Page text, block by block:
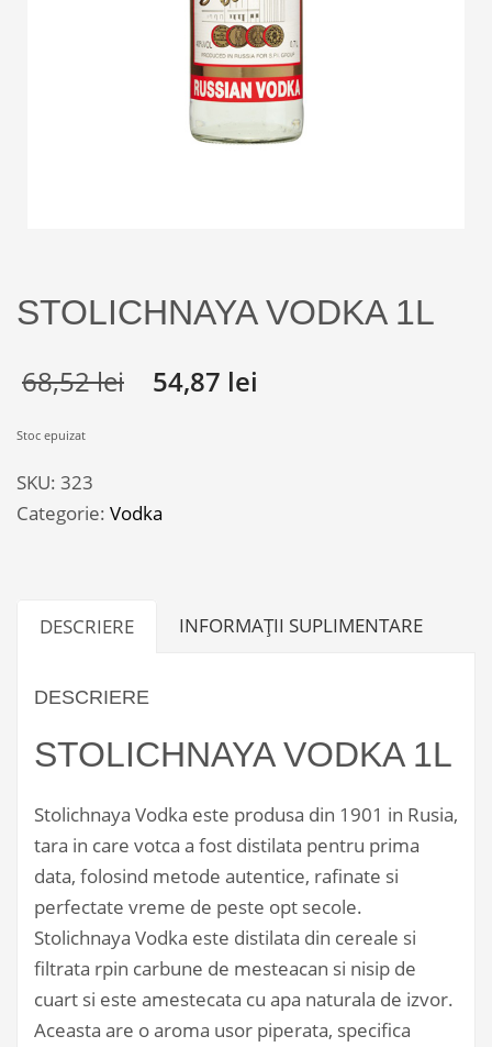
STOLICHNAYA VODKA 1L
68,52lei 54,87 lei
Stoc epuizat
SKU: 323
Categorie: Vodka
DESCRIERE INFORMAȚII SUPLIMENTARE
DESCRIERE
STOLICHNAYA VODKA 1L
Stolichnaya Vodka este produsa din 1901 in Rusia,
tara in care votca a fost distilata pentru prima
data, folosind metode autentice, rafinate si
perfectate vreme de peste opt secole.
Stolichnaya Vodka este distilata din cereale si
filtrata rpin carbune de mesteacan si nisip de
cuart si este amestecata cu apa naturala de izvor.
Aceasta are o aroma usor piperata, specifica